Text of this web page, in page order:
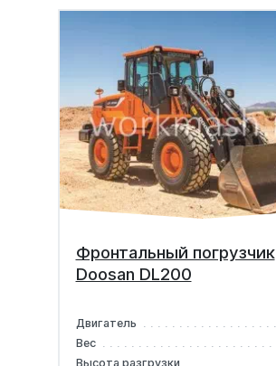
Фронтальный погрузчик
Doosan DL200
Двигатель
Вес
Высота разгрузки